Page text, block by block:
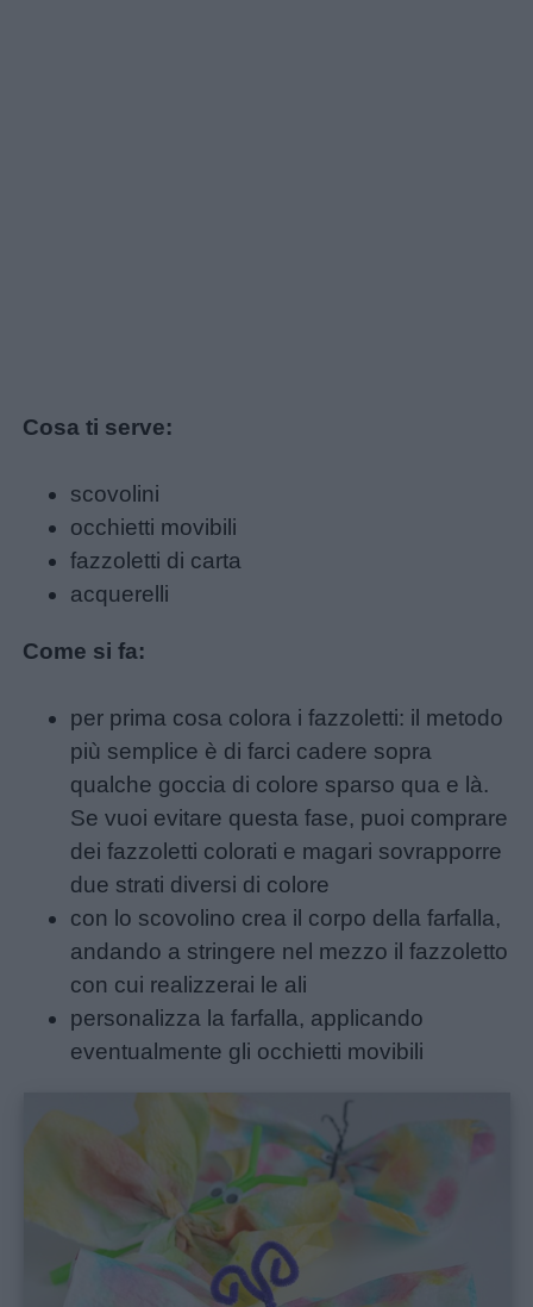
Cosa ti serve:
scovolini
occhietti movibili
fazzoletti di carta
acquerelli
Come si fa:
per prima cosa colora i fazzoletti: il metodo
più semplice è di farci cadere sopra
qualche goccia di colore sparso qua e là.
Se vuoi evitare questa fase, puoi comprare
dei fazzoletti colorati e magari sovrapporre
due strati diversi di colore
con lo scovolino crea il corpo della farfalla,
andando a stringere nel mezzo il fazzoletto
con cui realizzerai le ali
personalizza la farfalla, applicando
eventualmente gli occhietti movibili